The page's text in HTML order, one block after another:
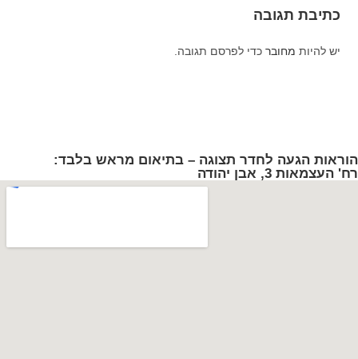
כתיבת תגובה
יש להיות מחובר כדי לפרסם תגובה.
הוראות הגעה לחדר תצוגה – בתיאום מראש בלבד:
רח' העצמאות 3, אבן יהודה